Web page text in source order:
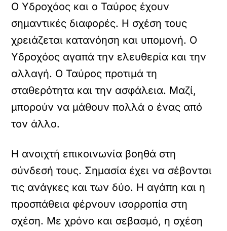
Ο Υδροχόος και ο Ταύρος έχουν
σημαντικές διαφορές. Η σχέση τους
χρειάζεται κατανόηση και υπομονή. Ο
Υδροχόος αγαπά την ελευθερία και την
αλλαγή. Ο Ταύρος προτιμά τη
σταθερότητα και την ασφάλεια. Μαζί,
μπορούν να μάθουν πολλά ο ένας από
τον άλλο.
Η ανοιχτή επικοινωνία βοηθά στη
σύνδεσή τους. Σημασία έχει να σέβονται
τις ανάγκες και των δύο. Η αγάπη και η
προσπάθεια φέρνουν ισορροπία στη
σχέση. Με χρόνο και σεβασμό, η σχέση